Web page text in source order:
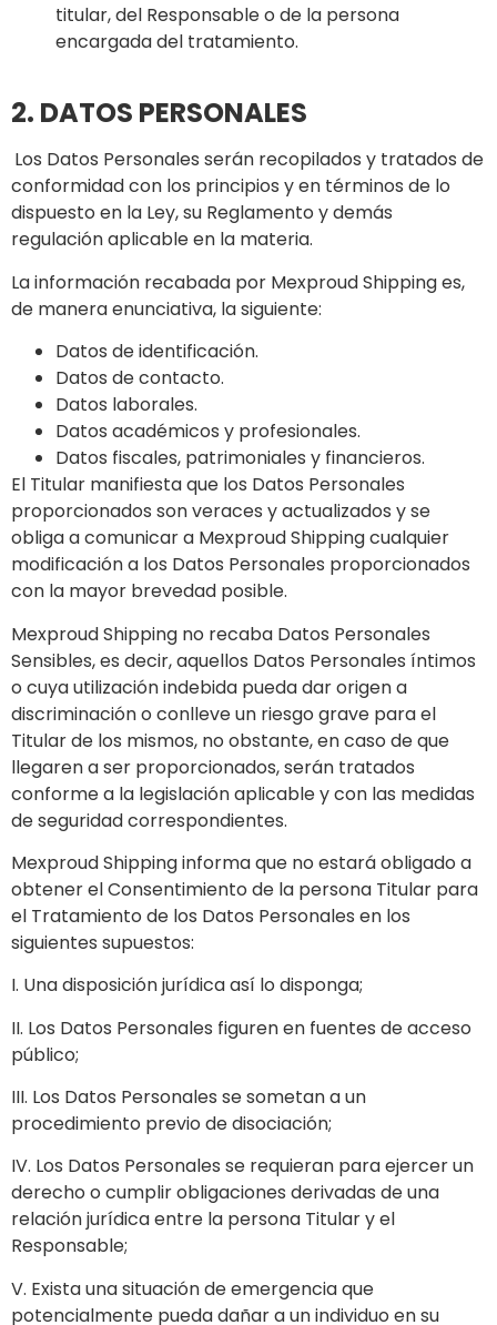
titular, del Responsable o de la persona
encargada del tratamiento.
2. DATOS PERSONALES
Los Datos Personales serán recopilados y tratados de
conformidad con los principios y en términos de lo
dispuesto en la Ley, su Reglamento y demás
regulación aplicable en la materia.
La información recabada por Mexproud Shipping es,
de manera enunciativa, la siguiente:
Datos de identificación.
Datos de contacto.
Datos laborales.
Datos académicos y profesionales.
Datos fiscales, patrimoniales y financieros.
El Titular manifiesta que los Datos Personales
proporcionados son veraces y actualizados y se
obliga a comunicar a Mexproud Shipping cualquier
modificación a los Datos Personales proporcionados
con la mayor brevedad posible.
Mexproud Shipping no recaba Datos Personales
Sensibles, es decir, aquellos Datos Personales íntimos
o cuya utilización indebida pueda dar origen a
discriminación o conlleve un riesgo grave para el
Titular de los mismos, no obstante, en caso de que
llegaren a ser proporcionados, serán tratados
conforme a la legislación aplicable y con las medidas
de seguridad correspondientes.
Mexproud Shipping informa que no estará obligado a
obtener el Consentimiento de la persona Titular para
el Tratamiento de los Datos Personales en los
siguientes supuestos:
I. Una disposición jurídica así lo disponga;
II. Los Datos Personales figuren en fuentes de acceso
público;
III. Los Datos Personales se sometan a un
procedimiento previo de disociación;
IV. Los Datos Personales se requieran para ejercer un
derecho o cumplir obligaciones derivadas de una
relación jurídica entre la persona Titular y el
Responsable;
V. Exista una situación de emergencia que
potencialmente pueda dañar a un individuo en su